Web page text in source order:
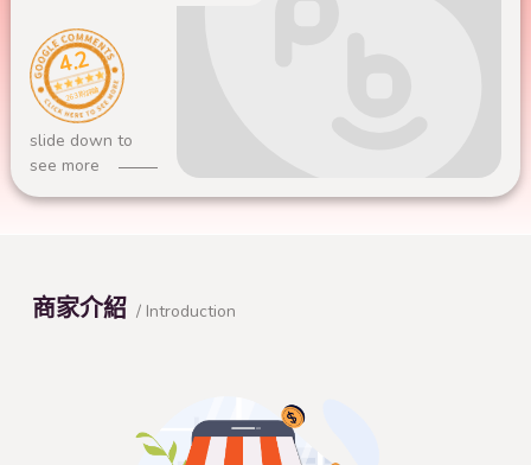
4.2
263 則評論
slide down to
see more
商家介紹 / Introduction